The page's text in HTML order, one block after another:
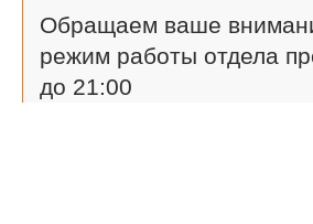
Обращаем ваше
режим работы отдела
до 21:00